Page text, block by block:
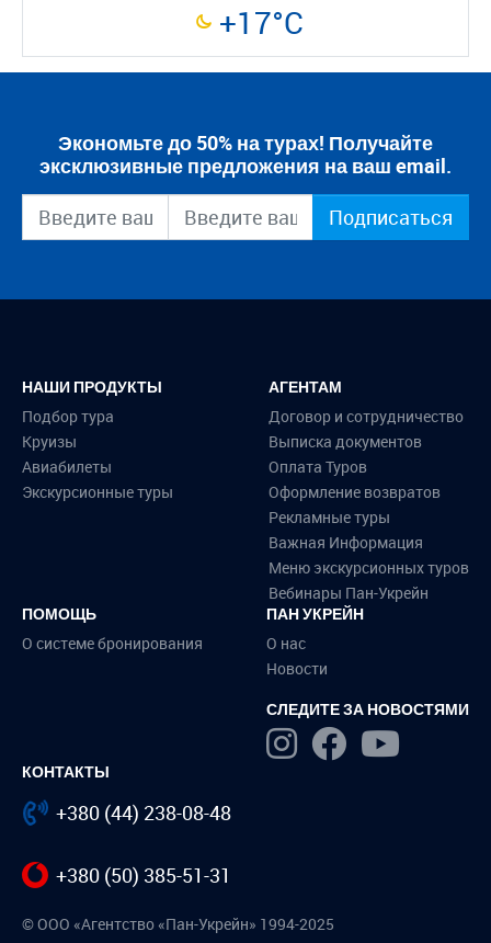
+17°C
Экономьте до 50% на турах! Получайте
эксклюзивные предложения на ваш email.
Подписаться
НАШИ ПРОДУКТЫ
Подбор тура
Круизы
Авиабилеты
Экскурсионные туры
АГЕНТАМ
Договор и сотрудничество
Выписка документов
Оплата Туров
Оформление возвратов
Рекламные туры
Важная Информация
Меню экскурсионных туров
Вебинары Пан-Укрейн
ПОМОЩЬ
О системе бронирования
ПАН УКРЕЙН
О нас
Новости
СЛЕДИТЕ ЗА НОВОСТЯМИ
КОНТАКТЫ
+380 (44) 238-08-48
+380 (50) 385-51-31
© ООО «Агентство «Пан-Укрейн» 1994-2025